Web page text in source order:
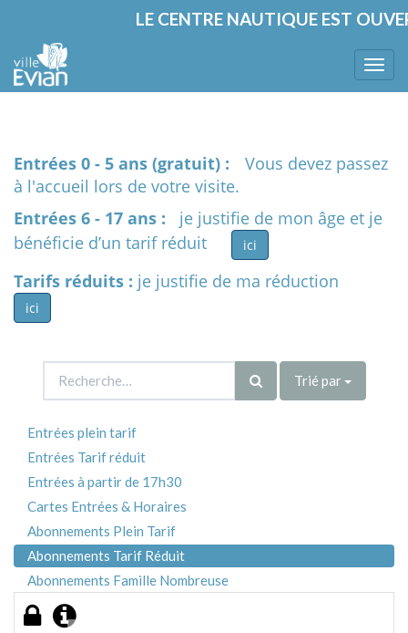
LE CENTRE NAUTIQUE EST
la
Entrées 0 - 5 ans (gratuit) :
Vous devez passez
à l'accueil lors de votre visite.
Entrées 6 - 17 ans :
je justifie de mon âge et je
bénéficie d’un tarif réduit
ici
Tarifs réduits : je justifie de ma réduction
ici
Trié par
Entrées plein tarif
Entrées Tarif réduit
Entrées à partir de 17h30
Cartes Entrées & Horaires
Abonnements Plein Tarif
Abonnements Tarif Réduit
Abonnements Famille Nombreuse